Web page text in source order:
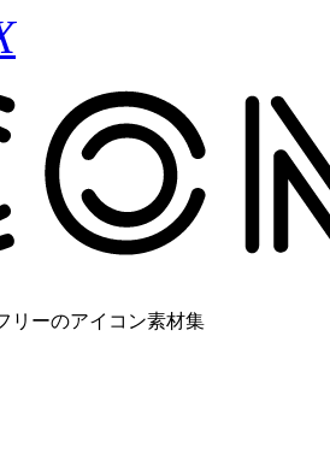
リーのアイコン素材集